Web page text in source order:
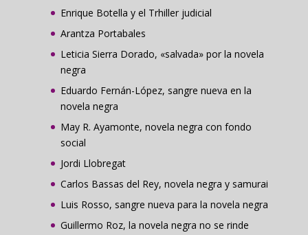
Enrique Botella y el Trhiller judicial
Arantza Portabales
Leticia Sierra Dorado, «salvada» por la novela
negra
Eduardo Fernán-López, sangre nueva en la
novela negra
May R. Ayamonte, novela negra con fondo
social
Jordi Llobregat
Carlos Bassas del Rey, novela negra y samurai
Luis Rosso, sangre nueva para la novela negra
Guillermo Roz, la novela negra no se rinde